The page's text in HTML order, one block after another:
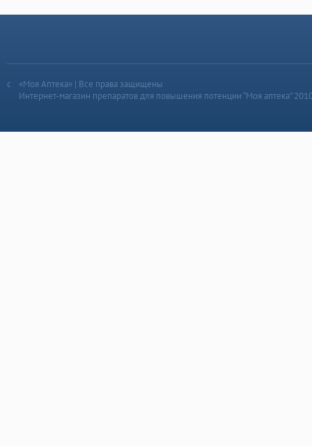
«Моя Аптека» | Все права защищены
Интернет-магазин препаратов для повышения потенции “Моя аптека”